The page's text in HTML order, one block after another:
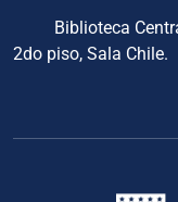
Biblioteca
2do piso, Sala Chile.